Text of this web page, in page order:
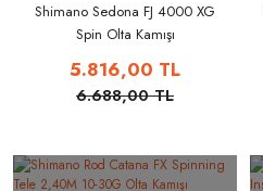
Shimano Sedona FJ 4000 XG
Spin Olta Kamışı
5.816,00 TL
6.688,00 TL